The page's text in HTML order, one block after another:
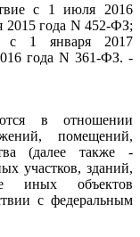
с 1 июля 2016
2015 года N 452-ФЗ;
с 1 января 2017
года N 361-ФЗ. -
в отношении
помещений,
(далее также -
участков, зданий,
иных объектов
с федеральным